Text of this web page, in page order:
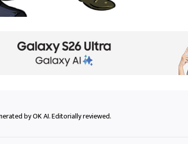
by OK AI. Editorially reviewed.